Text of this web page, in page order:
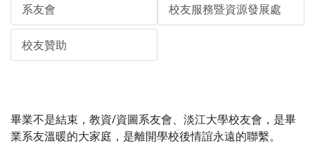
系友會 校友服務暨資源發展處
校友贊助
畢業不是結束，教資/資圖系友會、淡江大學校友會，是畢
業系友溫暖的大家庭，是離開學校後情誼永遠的聯繫。